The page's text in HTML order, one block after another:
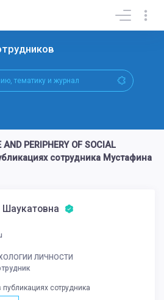
PERIPHERY OF SOCIAL
сотрудника Мустафина
ЛИЧНОСТИ
сотрудника